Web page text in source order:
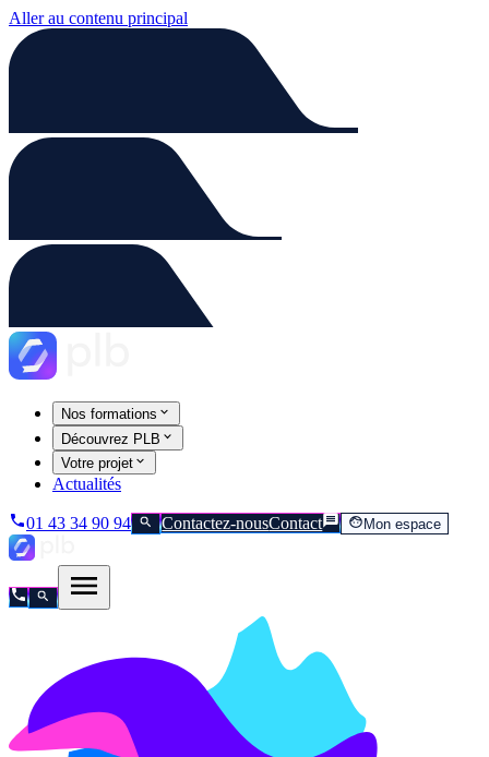
Aller au contenu principal
Nos formations
Découvrez PLB
Votre projet
Actualités
01 43 34 90 94 Contactez-nousContact Mon espace